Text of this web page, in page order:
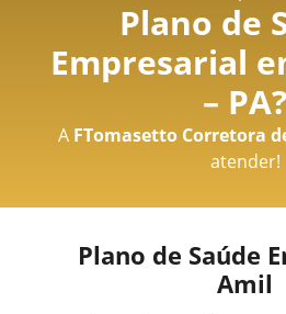
Plano de
Empresarial
– PA?
A FTomasetto Corretora
atender!
Plano de Saúde
Amil